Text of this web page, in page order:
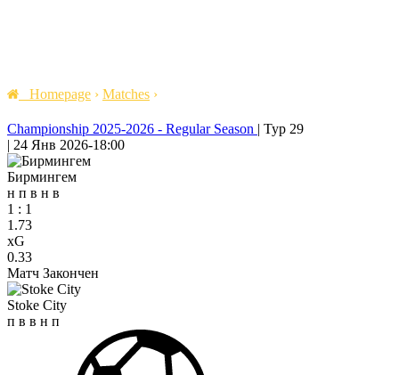
Homepage › Matches ›
Championship 2025-2026 - Regular Season | Тур 29
| 24 Янв 2026-18:00
Бирмингем
н п в н в
1 : 1
1.73
xG
0.33
Матч Закончен
Stoke City
п в в н п